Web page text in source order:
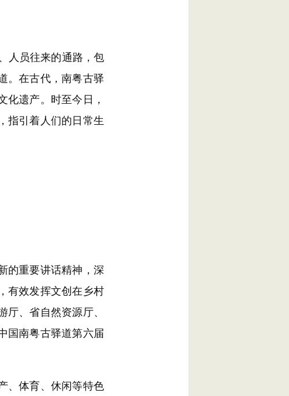
人员往来的通路，包
。在古代，南粤古驿
化遗产。时至今日，
指引着人们的日常生
重要讲话精神，深
有效发挥文创在乡村
、省自然资源厅、
国南粤古驿道第六届
体育、休闲等特色